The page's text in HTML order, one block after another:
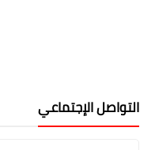
التواصل الإجتماعي